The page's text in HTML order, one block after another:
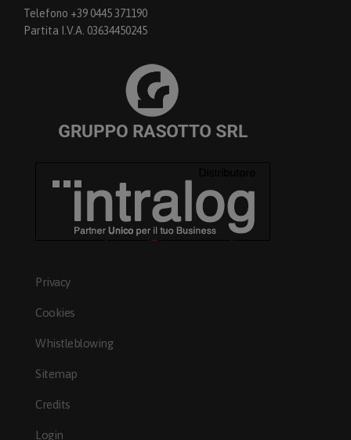
Telefono +39 0445 371190
Partita I.V.A. 03634450245
Privacy
Cookies
Whistleblowing
Sitemap
Credits
Login